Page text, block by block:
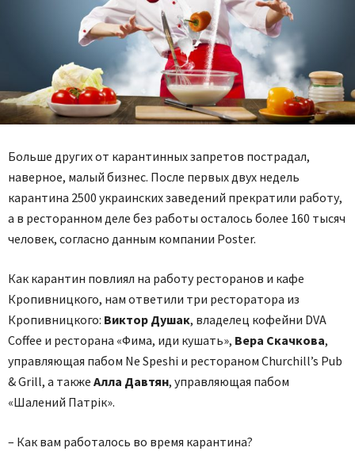
Больше других от карантинных запретов пострадал,
наверное, малый бизнес. После первых двух недель
карантина 2500 украинских заведений прекратили работу,
а в ресторанном деле без работы осталось более 160 тысяч
человек, согласно данным компании Poster.
Как карантин повлиял на работу ресторанов и кафе
Кропивницкого, нам ответили три ресторатора из
Кропивницкого: Виктор Душак, владелец кофейни DVA
Coffee и ресторана «Фима, иди кушать», Вера Скачкова,
управляющая пабом Ne Speshi и рестораном Churchill’s Pub
& Grill, а также Алла Давтян, управляющая пабом
«Шалений Патрік».
– Как вам работалось во время карантина?